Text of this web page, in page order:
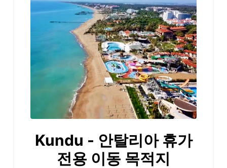
Kundu - 안탈리아 휴가
전용 이동 목적지